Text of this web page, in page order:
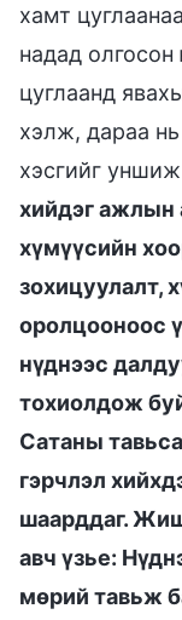
хамт
надад
цуглаанд
хэлж, дараа
хэсгийг уншиж
хийдэг ажлын
хүмүүсийн
зохицуулалт,
оролцооноос
нүднээс
тохиолдож
Сатаны
гэрчлэл
шаарддаг.
авч үзье:
мөрий тавьж